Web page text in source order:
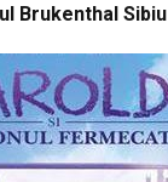
Brukenthal Sibiu